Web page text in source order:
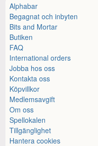
Alphabar
Begagnat och inbyten
Bits and Mortar
Butiken
FAQ
International orders
Jobba hos oss
Kontakta oss
Köpvillkor
Medlemsavgift
Om oss
Spellokalen
Tillgänglighet
Hantera cookies